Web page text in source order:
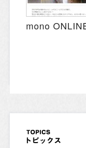
mono